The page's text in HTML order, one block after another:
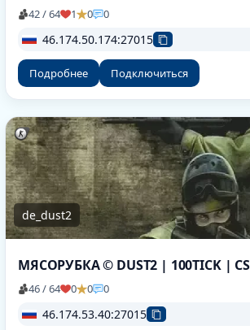
42 / 64 1 0 0
46.174.50.174:27015
Подробнее Подключиться
de_dust2
МЯСОРУБКА © DUST2 | 100TICK |
46 / 64 0 0 0
46.174.53.40:27015